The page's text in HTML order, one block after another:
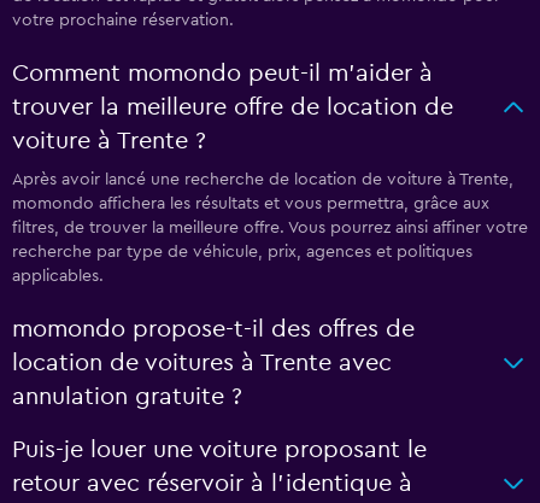
votre prochaine réservation.
Comment momondo peut-il m’aider à
trouver la meilleure offre de location de
voiture à Trente ?
Après avoir lancé une recherche de location de voiture à Trente,
momondo affichera les résultats et vous permettra, grâce aux
filtres, de trouver la meilleure offre. Vous pourrez ainsi affiner votre
recherche par type de véhicule, prix, agences et politiques
applicables.
momondo propose-t-il des offres de
location de voitures à Trente avec
annulation gratuite ?
Puis-je louer une voiture proposant le
retour avec réservoir à l’identique à